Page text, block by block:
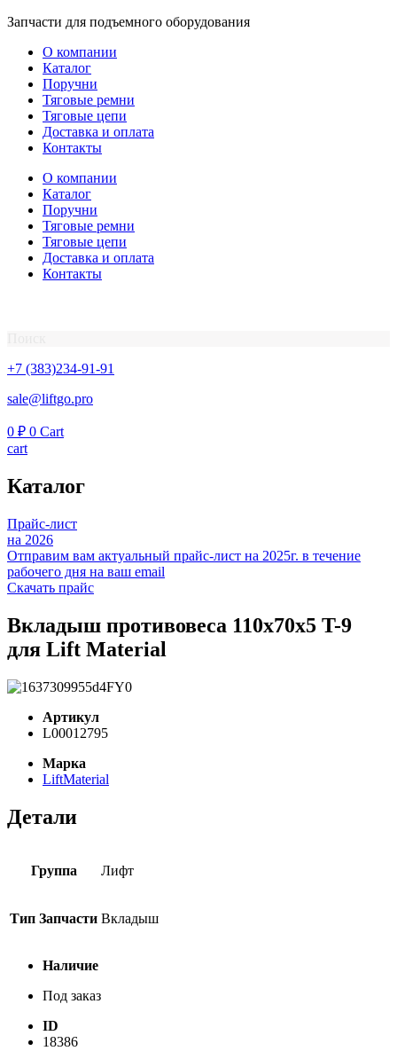
Перейти
содержимому
Запчасти для подъемного оборудования
О компании
Каталог
Поручни
Тяговые ремни
Тяговые цепи
Доставка и оплата
Контакты
О компании
Каталог
Поручни
Тяговые ремни
Тяговые цепи
Доставка и оплата
Контакты
+7 (383)234-91-91
sale@liftgo.pro
0 ₽ 0 Cart
cart
Каталог
Прайс-лист
на 2026
Отправим вам актуальный прайс-лист на 2025г. в течение
рабочего дня на ваш email
Скачать прайс
Вкладыш противовеса 110х70х5 T-9
для Lift Material
Артикул
L00012795
Марка
LiftMaterial
Детали
Группа Лифт
Тип Запчасти Вкладыш
Наличие
Под заказ
ID
18386